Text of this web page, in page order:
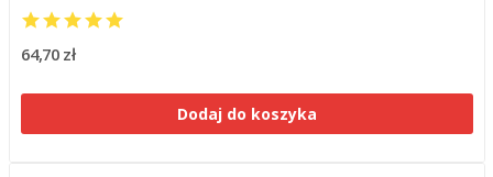
64,70 zł
Dodaj do koszyka